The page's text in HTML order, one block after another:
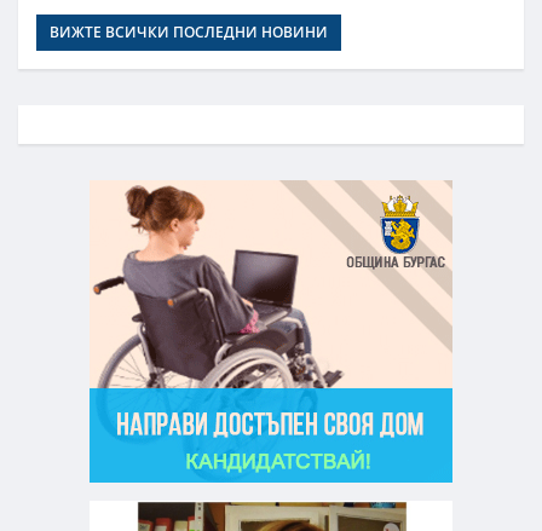
ВИЖТЕ ВСИЧКИ ПОСЛЕДНИ НОВИНИ